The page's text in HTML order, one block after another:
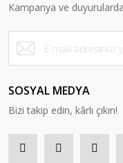
Kampanya ve
SOSYAL MEDYA
Bizi takip edin, kârlı çıkın!